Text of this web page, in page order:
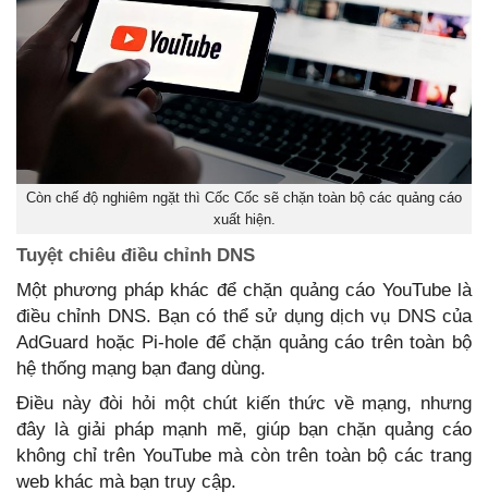
Còn chế độ nghiêm ngặt thì Cốc Cốc sẽ chặn toàn bộ các quảng cáo
xuất hiện.
Tuyệt chiêu điều chỉnh DNS
Một phương pháp khác để chặn quảng cáo YouTube là
điều chỉnh DNS. Bạn có thể sử dụng dịch vụ DNS của
AdGuard hoặc Pi-hole để chặn quảng cáo trên toàn bộ
hệ thống mạng bạn đang dùng.
Điều này đòi hỏi một chút kiến thức về mạng, nhưng
đây là giải pháp mạnh mẽ, giúp bạn chặn quảng cáo
không chỉ trên YouTube mà còn trên toàn bộ các trang
web khác mà bạn truy cập.